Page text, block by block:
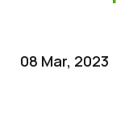
08 Mar, 2023